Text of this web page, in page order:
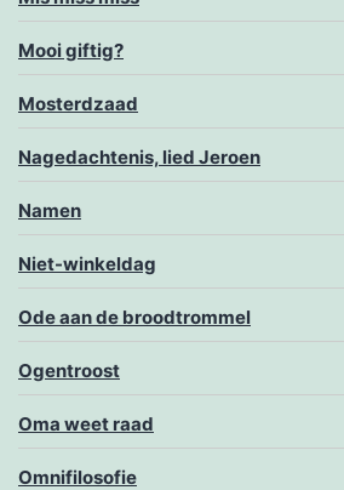
Mooi giftig?
Mosterdzaad
Nagedachtenis, lied Jeroen
Namen
Niet-winkeldag
Ode aan de broodtrommel
Ogentroost
Oma weet raad
Omnifilosofie